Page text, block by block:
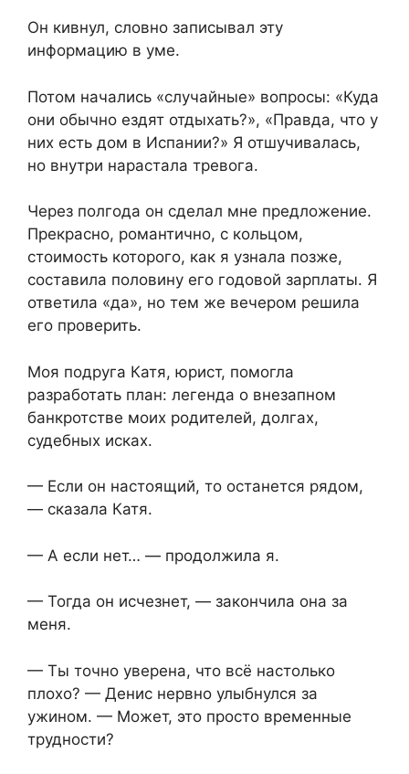
Он кивнул, словно записывал эту
информацию в уме.
Потом начались «случайные» вопросы: «Куда
они обычно ездят отдыхать?», «Правда, что у
них есть дом в Испании?» Я отшучивалась,
но внутри нарастала тревога.
Через полгода он сделал мне предложение.
Прекрасно, романтично, с кольцом,
стоимость которого, как я узнала позже,
составила половину его годовой зарплаты. Я
ответила «да», но тем же вечером решила
его проверить.
Моя подруга Катя, юрист, помогла
разработать план: легенда о внезапном
банкротстве моих родителей, долгах,
судебных исках.
— Если он настоящий, то останется рядом,
— сказала Катя.
— А если нет… — продолжила я.
— Тогда он исчезнет, — закончила она за
меня.
— Ты точно уверена, что всё настолько
плохо? — Денис нервно улыбнулся за
ужином. — Может, это просто временные
трудности?